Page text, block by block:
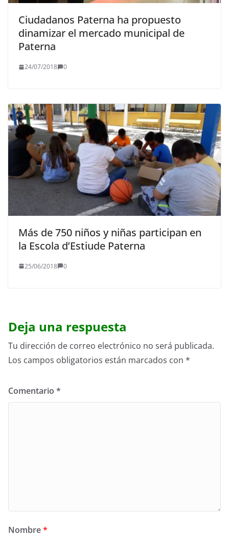
Ciudadanos Paterna ha propuesto
dinamizar el mercado municipal de
Paterna
24/07/2018 0
Más de 750 niños y niñas participan en
la Escola d’Estiude Paterna
25/06/2018 0
Deja una respuesta
Tu dirección de correo electrónico no será publicada.
Los campos obligatorios están marcados con *
Comentario *
Nombre*